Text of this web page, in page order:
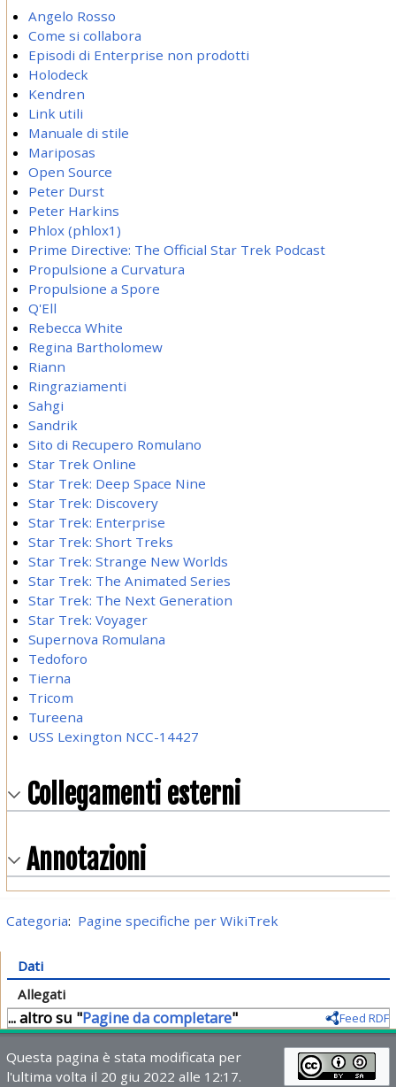
Angelo Rosso
Come si collabora
Episodi di Enterprise non prodotti
Holodeck
Kendren
Link utili
Manuale di stile
Mariposas
Open Source
Peter Durst
Peter Harkins
Phlox (phlox1)
Prime Directive: The Official Star Trek Podcast
Propulsione a Curvatura
Propulsione a Spore
Q'Ell
Rebecca White
Regina Bartholomew
Riann
Ringraziamenti
Sahgi
Sandrik
Sito di Recupero Romulano
Star Trek Online
Star Trek: Deep Space Nine
Star Trek: Discovery
Star Trek: Enterprise
Star Trek: Short Treks
Star Trek: Strange New Worlds
Star Trek: The Animated Series
Star Trek: The Next Generation
Star Trek: Voyager
Supernova Romulana
Tedoforo
Tierna
Tricom
Tureena
USS Lexington NCC-14427
Collegamenti esterni
Annotazioni
Categoria: Pagine specifiche per WikiTrek
Dati
Allegati
... altro su "Pagine da completare" Feed RDF
Questa pagina è stata modificata per
l'ultima volta il 20 giu 2022 alle 12:17.